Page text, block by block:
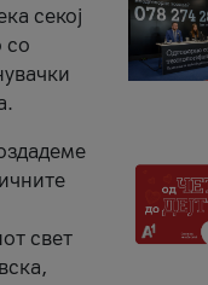
секој
со
свет